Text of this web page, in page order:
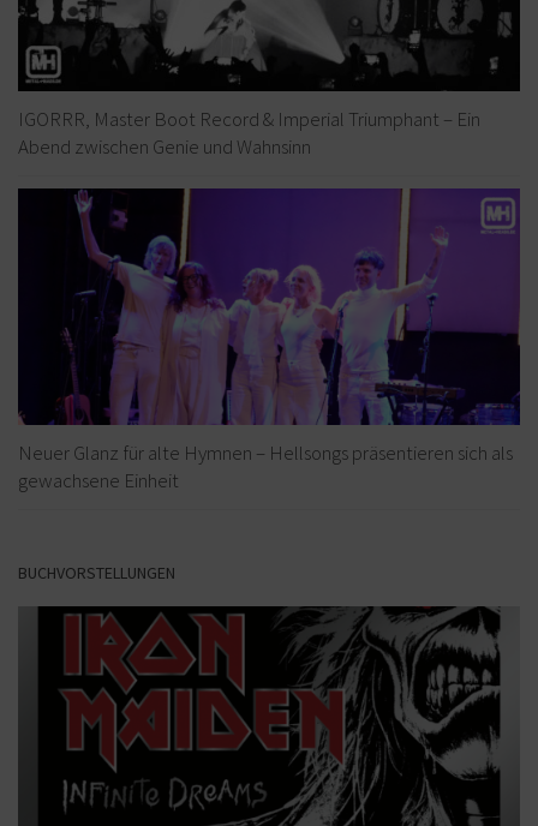
IGORRR, Master Boot Record & Imperial Triumphant – Ein
Abend zwischen Genie und Wahnsinn
Neuer Glanz für alte Hymnen – Hellsongs präsentieren sich als
gewachsene Einheit
BUCHVORSTELLUNGEN